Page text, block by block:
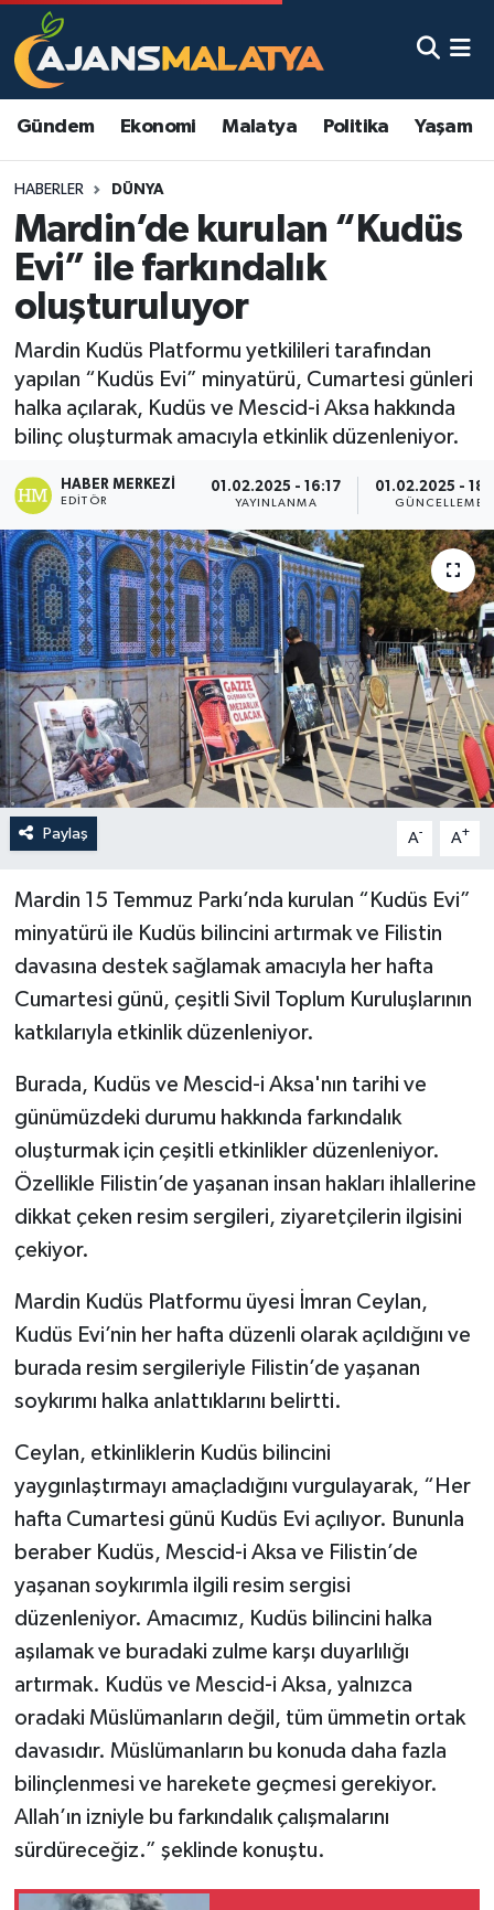
Gündem Ekonomi Malatya Politika Yaşam
HABERLER DÜNYA
Mardin’de kurulan “Kudüs
Evi” ile farkındalık
oluşturuluyor
Mardin Kudüs Platformu yetkilileri tarafından
yapılan “Kudüs Evi” minyatürü, Cumartesi günleri
halka açılarak, Kudüs ve Mescid-i Aksa hakkında
bilinç oluşturmak amacıyla etkinlik düzenleniyor.
HABER MERKEZI
EDITÖR
01.02.2025 - 16:17
YAYINLANMA
01.02.2025 -
GÜNCELLEME
Paylaş A- A+
Mardin 15 Temmuz Parkı’nda kurulan “Kudüs Evi”
minyatürü ile Kudüs bilincini artırmak ve Filistin
davasına destek sağlamak amacıyla her hafta
Cumartesi günü, çeşitli Sivil Toplum Kuruluşlarının
katkılarıyla etkinlik düzenleniyor.
Burada, Kudüs ve Mescid-i Aksa'nın tarihi ve
günümüzdeki durumu hakkında farkındalık
oluşturmak için çeşitli etkinlikler düzenleniyor.
Özellikle Filistin’de yaşanan insan hakları ihlallerine
dikkat çeken resim sergileri, ziyaretçilerin ilgisini
çekiyor.
Mardin Kudüs Platformu üyesi İmran Ceylan,
Kudüs Evi’nin her hafta düzenli olarak açıldığını ve
burada resim sergileriyle Filistin’de yaşanan
soykırımı halka anlattıklarını belirtti.
Ceylan, etkinliklerin Kudüs bilincini
yaygınlaştırmayı amaçladığını vurgulayarak, “Her
hafta Cumartesi günü Kudüs Evi açılıyor. Bununla
beraber Kudüs, Mescid-i Aksa ve Filistin’de
yaşanan soykırımla ilgili resim sergisi
düzenleniyor. Amacımız, Kudüs bilincini halka
aşılamak ve buradaki zulme karşı duyarlılığı
artırmak. Kudüs ve Mescid-i Aksa, yalnızca
oradaki Müslümanların değil, tüm ümmetin ortak
davasıdır. Müslümanların bu konuda daha fazla
bilinçlenmesi ve harekete geçmesi gerekiyor.
Allah’ın izniyle bu farkındalık çalışmalarını
sürdüreceğiz.” şeklinde konuştu.
Asayiş
Eğitim
Ekonomi
Gündem
Kültür & Sanat
Magazin
Politika
Sağlık
Spor
Teknoloji
Yaşam
Malatya Nöbetçi Eczaneler
Malatya Namaz Vakitleri
Malatya Trafik Yoğunluk Haritası
TFF 3.Lig 2.Grup Puan Durumu ve Fikstür
Son Dakika Haberleri
Haber Arşivi